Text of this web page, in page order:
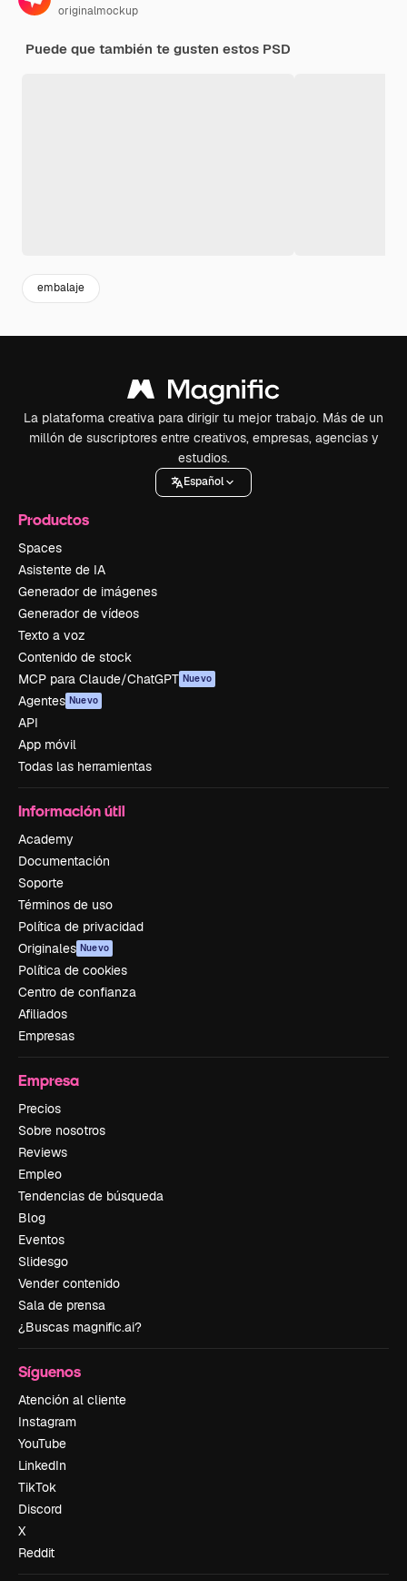
originalmockup
Puede que también te gusten estos PSD
embalaje
La plataforma creativa para dirigir tu mejor trabajo. Más de un
millón de suscriptores entre creativos, empresas, agencias y
estudios.
Español
Productos
Spaces
Asistente de IA
Generador de imágenes
Generador de vídeos
Texto a voz
Contenido de stock
MCP para Claude/ChatGPT Nuevo
Agentes Nuevo
API
App móvil
Todas las herramientas
Información útil
Academy
Documentación
Soporte
Términos de uso
Política de privacidad
Originales Nuevo
Política de cookies
Centro de confianza
Afiliados
Empresas
Empresa
Precios
Sobre nosotros
Reviews
Empleo
Tendencias de búsqueda
Blog
Eventos
Slidesgo
Vender contenido
Sala de prensa
¿Buscas magnific.ai?
Síguenos
Atención al cliente
Instagram
YouTube
LinkedIn
TikTok
Discord
X
Reddit